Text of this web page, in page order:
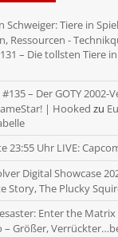
Schweiger: Tiere in
Ressourcen -
– Die tollsten Tiere
– Der GOTY 2002-
| Hooked zu
23:55 Uhr LIVE:
Digital Showcase
Story, The Plucky
Enter the
Größer,